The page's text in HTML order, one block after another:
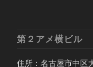
第２アメ横ビル
住所：名古屋市中区